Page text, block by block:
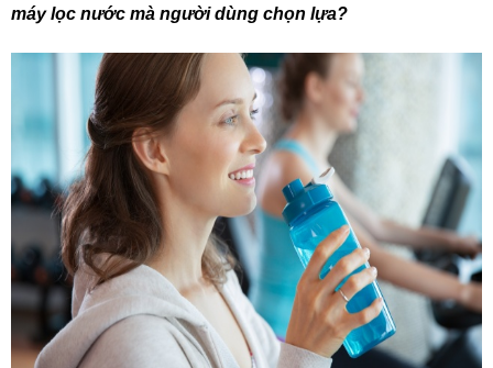
máy lọc nước mà người dùng chọn lựa?